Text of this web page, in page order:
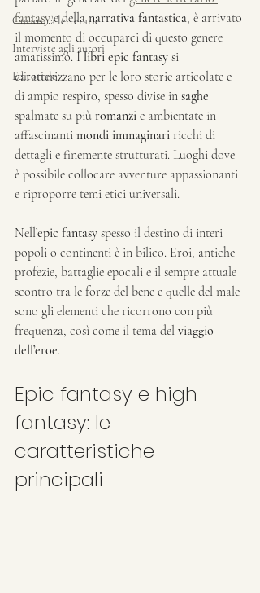
Curiosità letterarie
Interviste agli autori
Editoriale
fantasy e della narrativa fantastica, è arrivato
il momento di occuparci di questo genere
amatissimo. I libri epic fantasy si
caratterizzano per le loro storie articolate e
di ampio respiro, spesso divise in saghe
spalmate su più romanzi e ambientate in
affascinanti mondi immaginari ricchi di
dettagli e finemente strutturati. Luoghi dove
è possibile collocare avventure appassionanti
e riproporre temi etici universali.
Nell’epic fantasy spesso il destino di interi
popoli o continenti è in bilico. Eroi, antiche
profezie, battaglie epocali e il sempre attuale
scontro tra le forze del bene e quelle del male
sono gli elementi che ricorrono con più
frequenza, così come il tema del viaggio
dell’eroe.
Epic fantasy e high
fantasy: le
caratteristiche
principali